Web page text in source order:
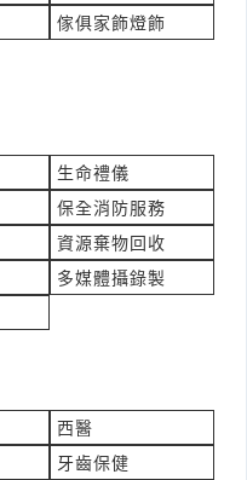
立即報價
立即報價
傢俱家飾燈飾
生命禮儀
保全消防服務
資源棄物回收
多媒體攝錄製
西醫
牙齒保健